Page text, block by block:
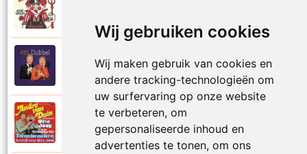
Wij gebruiken cookies
Wij maken gebruik van cookies en
andere tracking-technologieën om
uw surfervaring op onze website
te verbeteren, om
gepersonaliseerde inhoud en
advertenties te tonen, om ons
Andre Van Duin
Schijt maar in me pannetje
Andre Van Duin
Schrijf naar ome Joop